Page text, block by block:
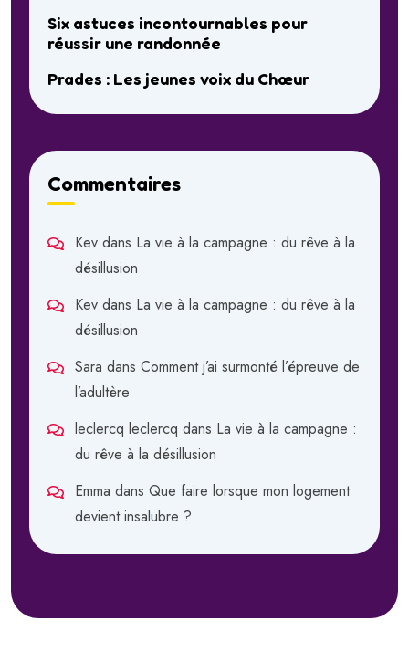
Six astuces incontournables pour
réussir une randonnée
Prades : Les jeunes voix du Chœur
Commentaires
Kev dans La vie à la campagne : du rêve à la
désillusion
Kev dans La vie à la campagne : du rêve à la
désillusion
Sara dans Comment j’ai surmonté l’épreuve de
l’adultère
leclercq leclercq dans La vie à la campagne :
du rêve à la désillusion
Emma dans Que faire lorsque mon logement
devient insalubre ?